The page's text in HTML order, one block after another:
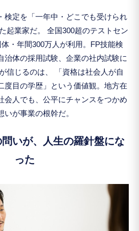
検定を「一年中・どこでも受けられ
起業家だ。 全国300超のテストセン
・年間300万人が利用。FP技能検
治体の採用試験、企業の社内試験に
信じるのは、 「資格は社会人が自
度目の学歴」という価値観。地方在
会人でも、公平にチャンスをつかめ
が事業の根幹だ。
いが、人生の羅針盤にな
った